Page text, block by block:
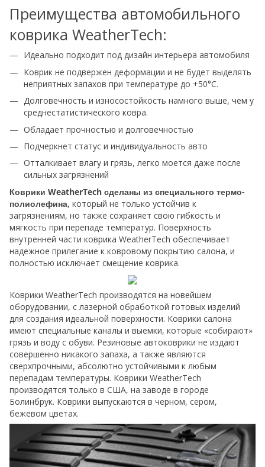
Преимущества автомобильного
коврика WeatherTech:
Идеально подходит под дизайн интерьера автомобиля
Коврик не подвержен деформации и не будет выделять
неприятных запахов при температуре до +50°С.
Долговечность и износостойкость намного выше, чем у
среднестатистического ковра.
Обладает прочностью и долговечностью
Подчеркнет статус и индивидуальность авто
Отталкивает влагу и грязь, легко моется даже после
сильных загрязнений
Коврики WeatherTech сделаны из специального термо-
полиолефина, который не только устойчив к
загрязнениям, но также сохраняет свою гибкость и
мягкость при перепаде температур. Поверхность
внутренней части коврика WeatherTech обеспечивает
надежное прилегание к ковровому покрытию салона, и
полностью исключает смещение коврика.
Коврики WeatherTech производятся на новейшем
оборудовании, с лазерной обработкой готовых изделий
для создания идеальной поверхности. Коврики салона
имеют специальные каналы и выемки, которые «собирают»
грязь и воду с обуви. Резиновые автоковрики не издают
совершенно никакого запаха, а также являются
сверхпрочными, абсолютно устойчивыми к любым
перепадам температуры. Коврики WeatherTech
производятся только в США, на заводе в городе
Болинбрук. Коврики выпускаются в черном, сером,
бежевом цветах.